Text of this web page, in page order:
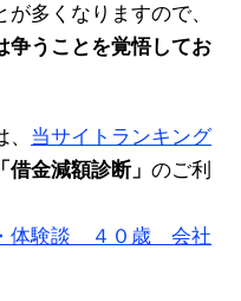
多くなりますので、
争うことを覚悟してお
当サイトランキング
「借金減額診断」 のご利
体験談 ４０歳 会社